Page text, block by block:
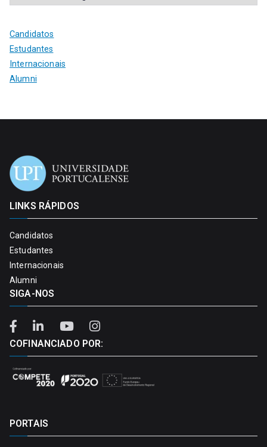
Candidatos
Estudantes
Internacionais
Alumni
LINKS RÁPIDOS
Candidatos
Estudantes
Internacionais
Alumni
SIGA-NOS
COFINANCIADO POR:
PORTAIS